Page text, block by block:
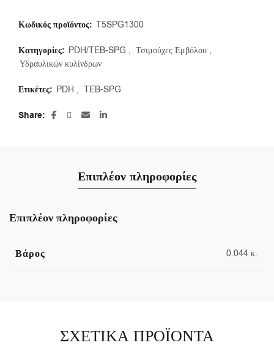
Κωδικός προϊόντος: T5SPG1300
Κατηγορίες: PDH/TEB-SPG , Τσιμούχες Εμβόλου ,
Υδραυλικών κυλίνδρων
Ετικέτες: PDH , TEB-SPG
Share
Επιπλέον πληροφορίες
Επιπλέον πληροφορίες
Βάρος 0.044 κ.
ΣΧΕΤΙΚΆ ΠΡΟΪΌΝΤΑ